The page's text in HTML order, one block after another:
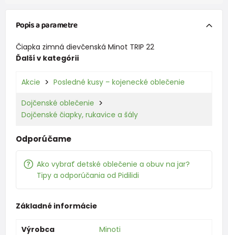
Popis a parametre
Čiapka zimná dievčenská Minot TRIP 22
Ďalší v kategórii
Akcie Posledné kusy – kojenecké oblečenie
Dojčenské oblečenie
Dojčenské čiapky, rukavice a šály
Odporúčame
Ako vybrať detské oblečenie a obuv na jar?
Tipy a odporúčania od Pidilidi
Základné informácie
Výrobca
Minoti